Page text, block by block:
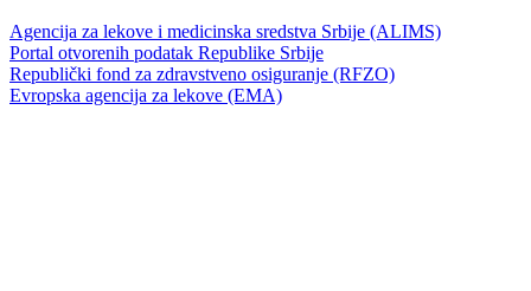
Agencija za lekove i medicinska sredstva Srbije (ALIMS)
Portal otvorenih podatak Republike Srbije
Republički fond za zdravstveno osiguranje (RFZO)
Evropska agencija za lekove (EMA)